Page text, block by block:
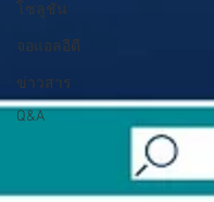
โซลูชัน
จอแอลอีดี
ข่าวสาร
Q&A